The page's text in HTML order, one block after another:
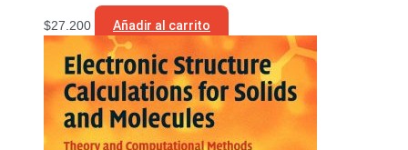
$27.200 Añadir al carrito